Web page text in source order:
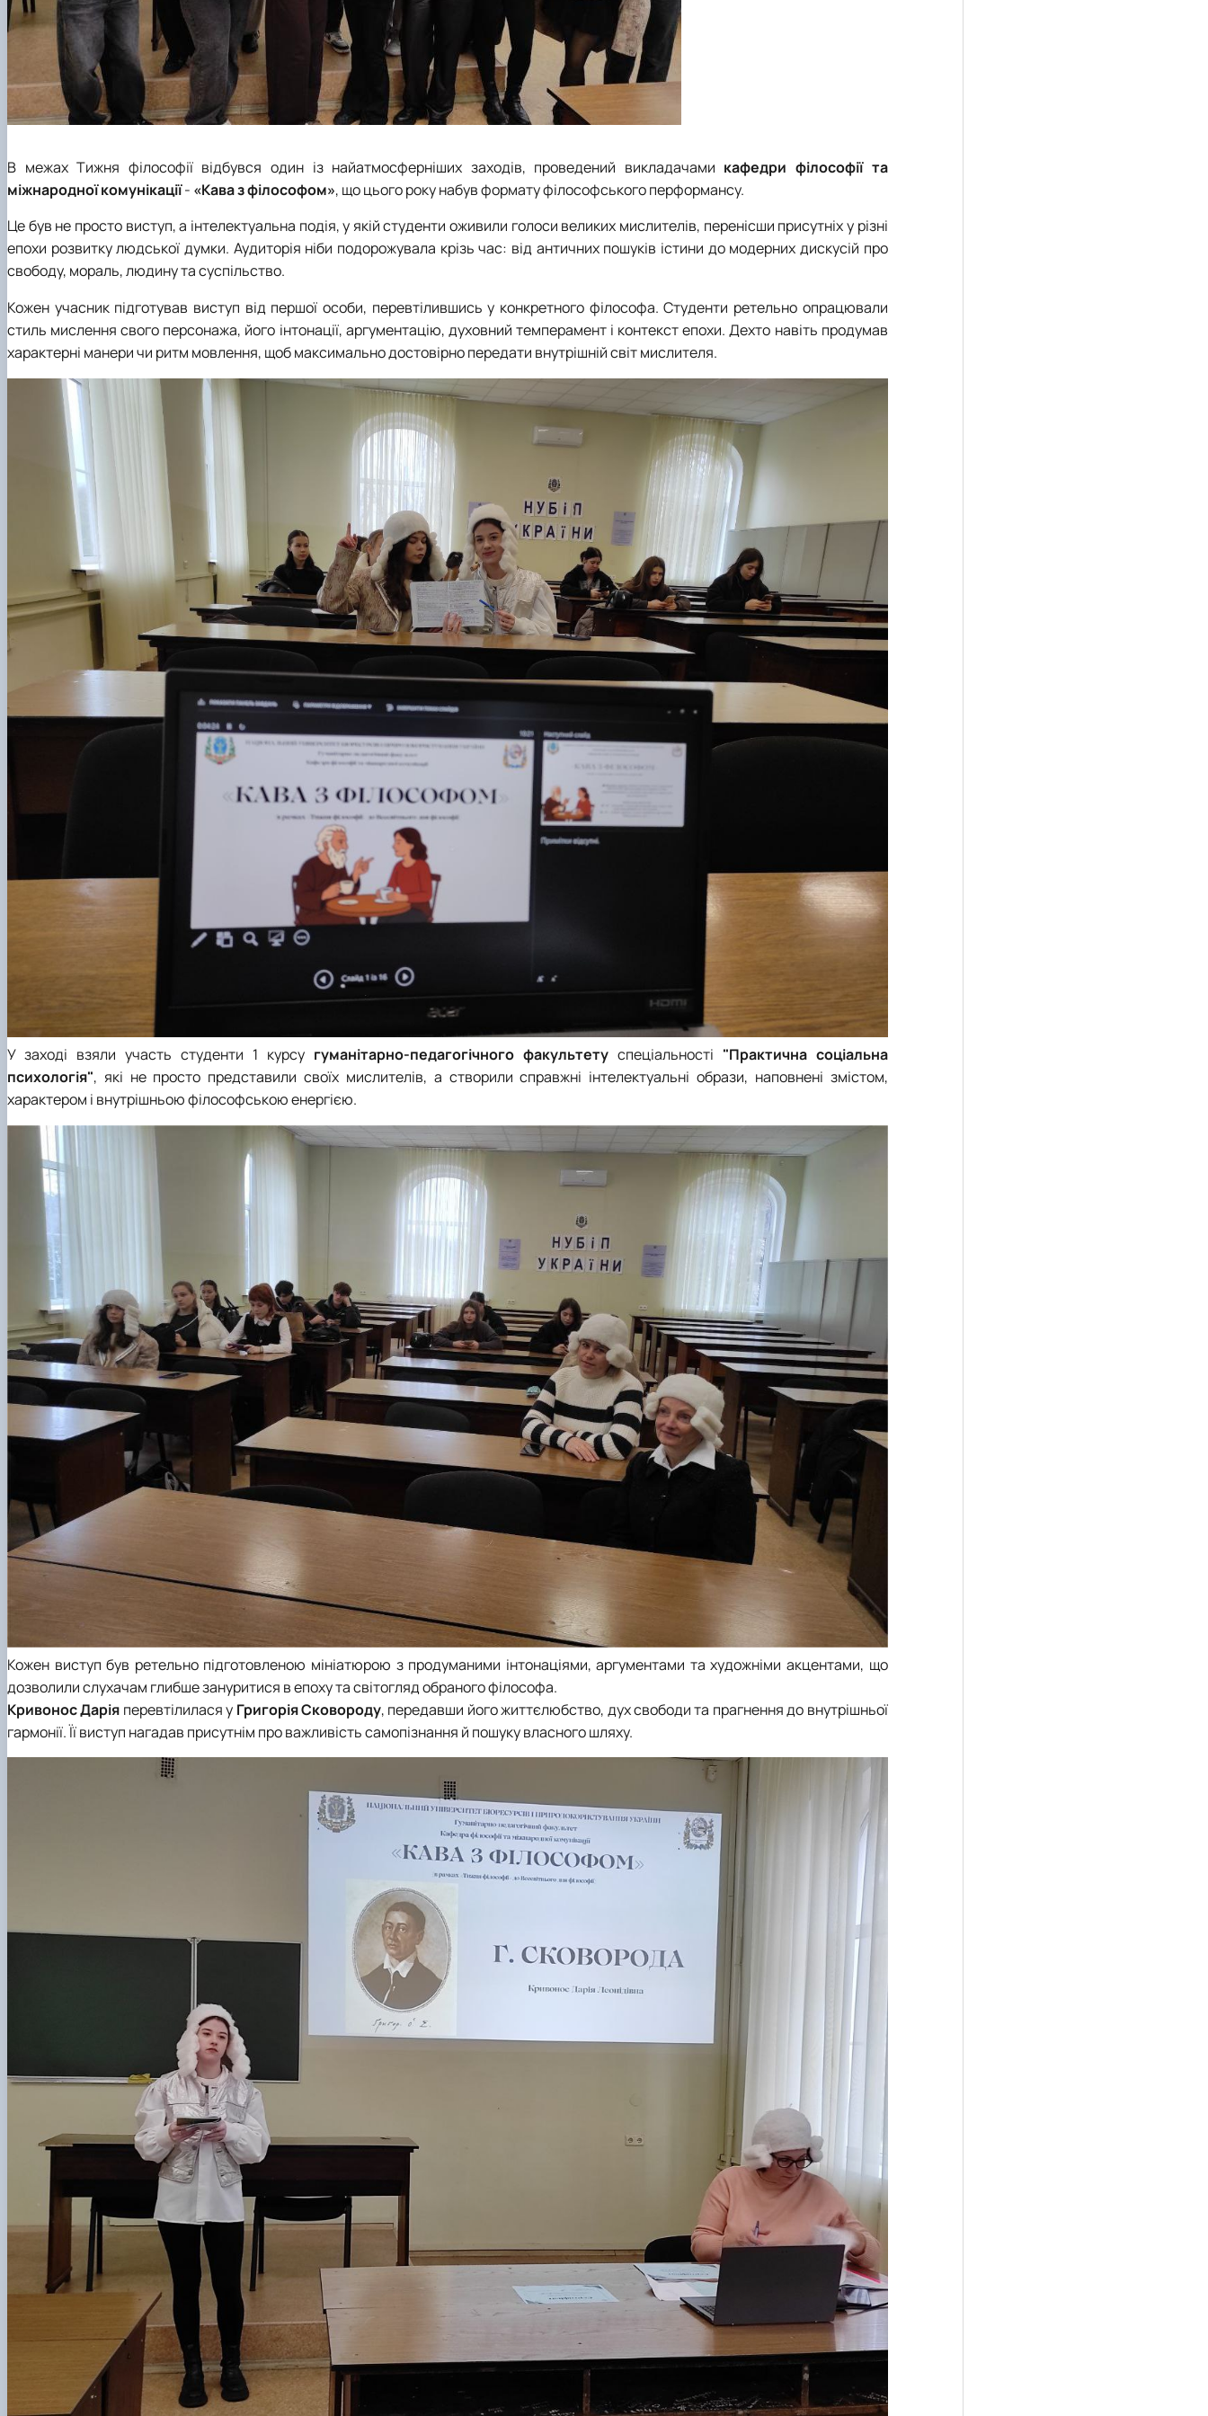
В межах Тижня філософії відбувся один із найатмосферніших заходів, проведений викладачами кафедри філософії та
міжнародної комунікації- «Кава з філософом», що цього року набув формату філософського перформансу.
Це був не просто виступ, а інтелектуальна подія, у якій студенти оживили голоси великих мислителів, перенісши присутніх у різні
епохи розвитку людської думки. Аудиторія ніби подорожувала крізь час: від античних пошуків істини до модерних дискусій про
свободу, мораль, людину та суспільство.
Кожен учасник підготував виступ від першої особи, перевтілившись у конкретного філософа. Студенти ретельно опрацювали
стиль мислення свого персонажа, його інтонації, аргументацію, духовний темперамент і контекст епохи. Дехто навіть продумав
характерні манери чи ритм мовлення, щоб максимально достовірно передати внутрішній світ мислителя.
У заході взяли участь студенти 1 курсу гуманітарно-педагогічного факультету спеціальності "Практична соціальна
психологія", які не просто представили своїх мислителів, а створили справжні інтелектуальні образи, наповнені змістом,
характером і внутрішньою філософською енергією.
Кожен виступ був ретельно підготовленою мініатюрою з продуманими інтонаціями, аргументами та художніми акцентами, що
дозволили слухачам глибше зануритися в епоху та світогляд обраного філософа.
Кривонос Дарія перевтілилася у Григорія Сковороду, передавши його життєлюбство, дух свободи та прагнення до внутрішньої
гармонії. Її виступ нагадав присутнім про важливість самопізнання й пошуку власного шляху.